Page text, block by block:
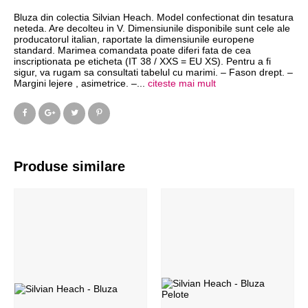
Bluza din colectia Silvian Heach. Model confectionat din tesatura
neteda. Are decolteu in V. Dimensiunile disponibile sunt cele ale
producatorul italian, raportate la dimensiunile europene
standard. Marimea comandata poate diferi fata de cea
inscriptionata pe eticheta (IT 38 / XXS = EU XS). Pentru a fi
sigur, va rugam sa consultati tabelul cu marimi. – Fason drept. –
Margini lejere , asimetrice. –
citeste mai mult
Produse similare